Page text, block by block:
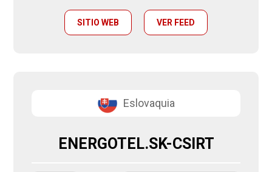
SITIO WEB VER FEED
Eslovaquia
ENERGOTEL.SK-CSIRT